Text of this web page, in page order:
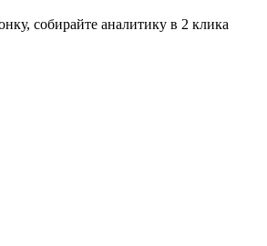
собирайте аналитику в 2 клика